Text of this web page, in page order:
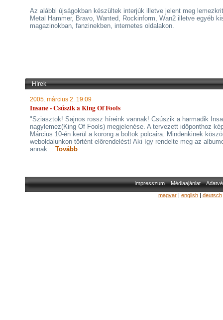
Az alábbi újságokban készültek interjúk illetve jelent meg
Metal Hammer, Bravo, Wanted, Rockinform, Wan2 illetve egyéb
magazinokban, fanzinekben, internetes oldalakon.
Hírek
2005. március 2. 19:09
Insane - Csúszik a King Of Fools
"Sziasztok! Sajnos rossz híreink vannak! Csúszik a harmadik
nagylemez(King Of Fools) megjelenése. A tervezett időponthoz
Március 10-én kerül a korong a boltok polcaira. Mindenkinek
weboldalunkon történt előrendelést! Aki így rendelte meg az
annak... Tovább
Impresszum Médiaajánlat
magyar| english| deutsch